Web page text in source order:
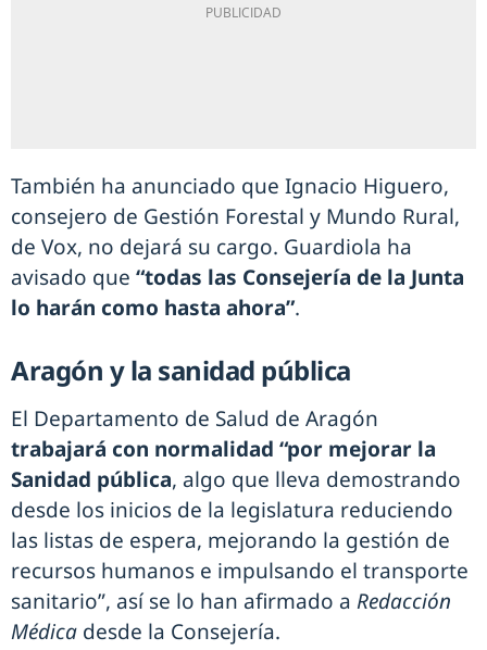
También ha anunciado que Ignacio Higuero,
consejero de Gestión Forestal y Mundo Rural,
de Vox, no dejará su cargo. Guardiola ha
avisado que “todas las Consejería de la Junta
lo harán como hasta ahora”.
Aragón y la sanidad pública
El Departamento de Salud de Aragón
trabajará con normalidad “por mejorar la
Sanidad pública, algo que lleva demostrando
desde los inicios de la legislatura reduciendo
las listas de espera, mejorando la gestión de
recursos humanos e impulsando el transporte
sanitario”, así se lo han afirmado a Redacción
Médica desde la Consejería.